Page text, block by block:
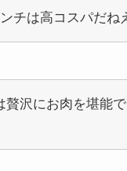
チは高コスパだね
贅沢にお肉を堪能で